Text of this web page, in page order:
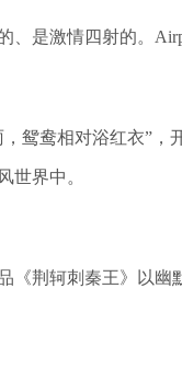
是激情四射的。
鸯相对浴红衣”，
世界中。
荆轲刺秦王》以幽默